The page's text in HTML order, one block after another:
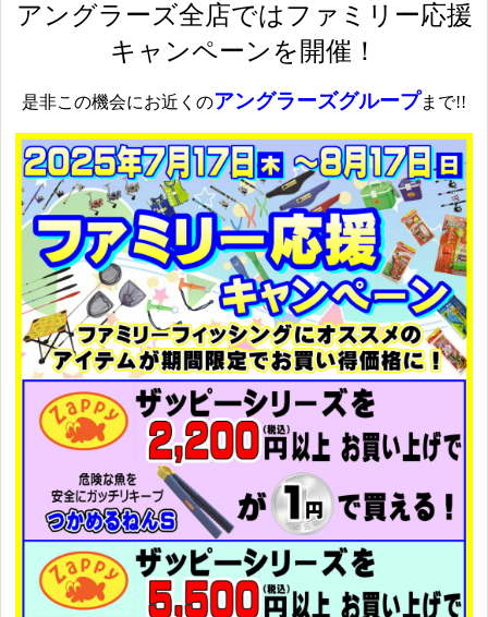
アングラーズ全店ではファミリー応援
キャンペーンを開催！
是非この機会にお近くのアングラーズグループまで!!